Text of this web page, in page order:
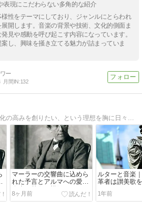
表現にこだわらない多角的な紹介
性をテーマにしており、ジャンルにとらわれ
開します。音楽の背景や技術、文化的側面ま
見や感動を呼び起こす内容になっています。
し、興味を掻き立てる魅力が詰まっていま
月間IN:132
この日本に新しい文化の高みを創りたい、という理想を胸に日々探究していくライフワーク的ブログです。
マーラーの交響曲に込めら
れた予言とアルマへの愛＜
人生は芸術を模倣する＞
8ヶ月前
ルターと音楽
革者は讃美歌
1年前